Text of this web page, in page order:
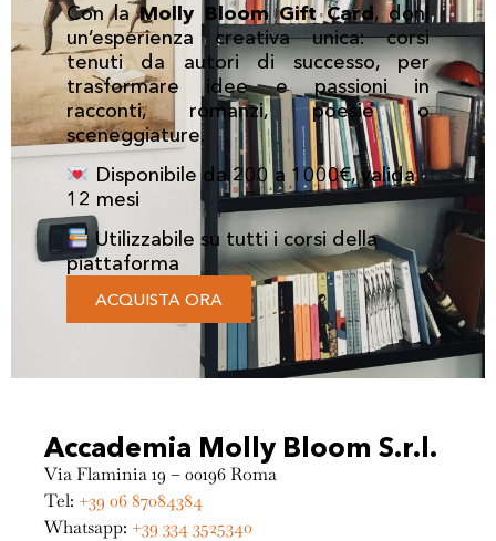
Con laMolly Bloom Gift Card, doni
un’esperienza creativa unica: corsi
tenuti da autori di successo, per
trasformare idee e passioni in
racconti, romanzi, poesie o
sceneggiature.
Disponibile da 200 a 1000€, valida
12 mesi
Utilizzabile su tutti i corsi della
piattaforma
ACQUISTA ORA
Accademia Molly Bloom S.r.l.
Via Flaminia 19 – 00196 Roma
Tel: +39 06 87084384
Whatsapp: +39 334 3525340